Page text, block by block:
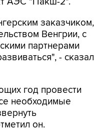
заказчиком,
Венгрии, с
партнерами
- сказал
год провести
необходимые
он.